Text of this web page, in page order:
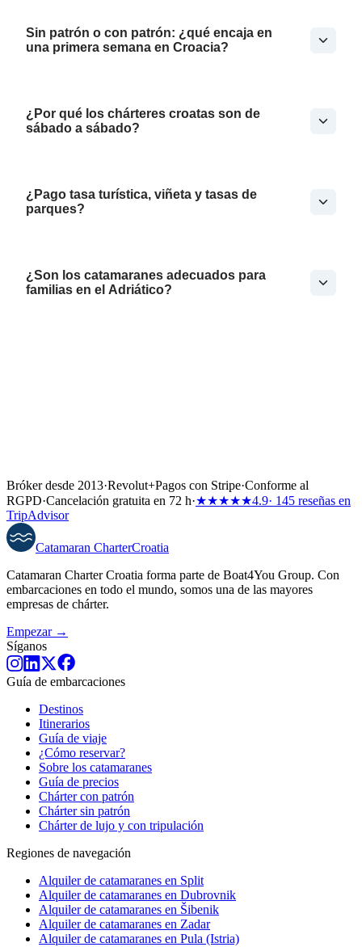
Sin patrón o con patrón: ¿qué encaja en
una primera semana en Croacia?
¿Por qué los chárteres croatas son de
sábado a sábado?
¿Pago tasa turística, viñeta y tasas de
parques?
¿Son los catamaranes adecuados para
familias en el Adriático?
Bróker desde 2013·Revolut+Pagos con Stripe·Conforme al
RGPD·Cancelación gratuita en 72 h·★★★★★4.9· 145 reseñas en
TripAdvisor
Catamaran CharterCroatia
Catamaran Charter Croatia forma parte de Boat4You Group. Con
embarcaciones en todo el mundo, somos una de las mayores
empresas de chárter.
Empezar →
Síganos
Guía de embarcaciones
Destinos
Itinerarios
Guía de viaje
¿Cómo reservar?
Sobre los catamaranes
Guía de precios
Chárter con patrón
Chárter sin patrón
Chárter de lujo y con tripulación
Regiones de navegación
Alquiler de catamaranes en Split
Alquiler de catamaranes en Dubrovnik
Alquiler de catamaranes en Šibenik
Alquiler de catamaranes en Zadar
Alquiler de catamaranes en Pula (Istria)